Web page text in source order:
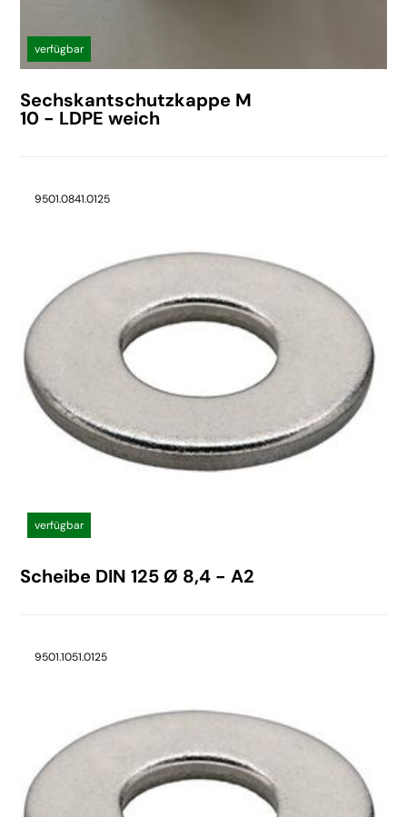
verfügbar
Sechskantschutzkappe M
10 - LDPE weich
9501.0841.0125
verfügbar
Scheibe DIN 125 Ø 8,4 - A2
9501.1051.0125